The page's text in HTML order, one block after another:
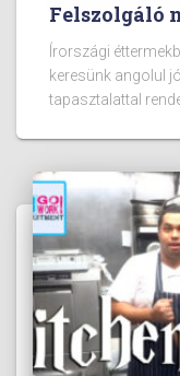
Felszolgáló
Írországi
keresünk angolul
tapasztalattal